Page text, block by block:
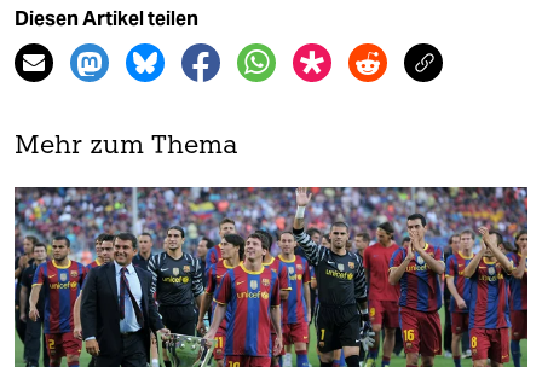
Diesen Artikel teilen
Mehr zum Thema